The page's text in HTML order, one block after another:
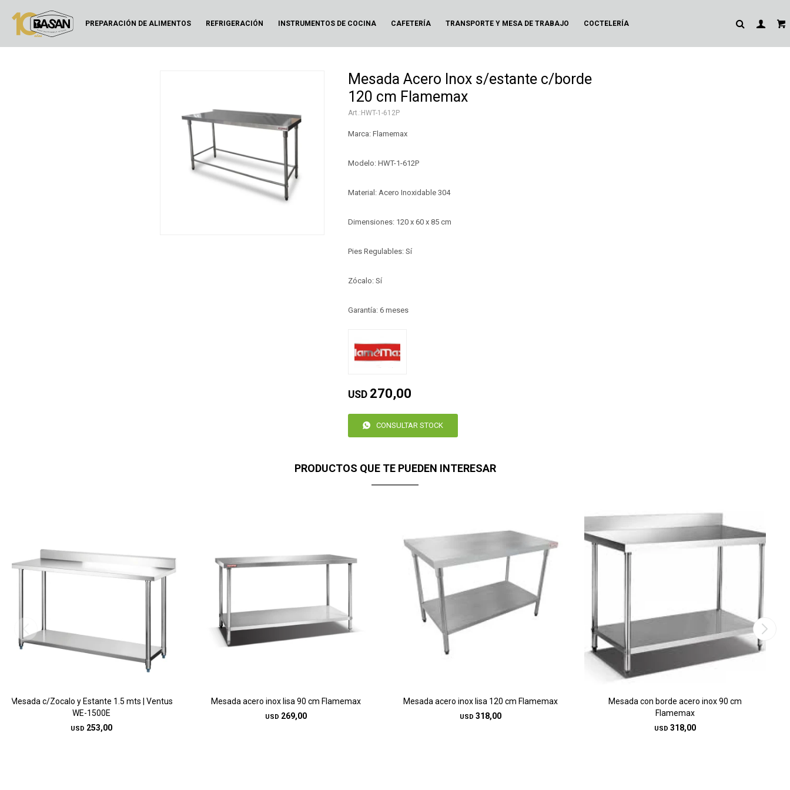
PREPARACIÓN DE ALIMENTOS REFRIGERACIÓN INSTRUMENTOS DE COCINA CAFETERÍA TRANSPORTE Y MESA DE TRABAJO COCTELERÍA
Mesada Acero Inox s/estante c/borde
120 cm Flamemax
HWT-1-612P
Marca: Flamemax
Modelo: HWT-1-612P
Material: Acero Inoxidable 304
Dimensiones: 120 x 60 x 85 cm
Pies Regulables: Sí
Zócalo: Sí
Garantía: 6 meses
USD 270,00
CONSULTAR STOCK
PRODUCTOS QUE TE PUEDEN INTERESAR
Mesada c/Zocalo y Estante 1.5 mts | Ventus
WE-1500E
USD 253,00
Mesada acero inox lisa 90 cm Flamemax
USD 269,00
Mesada acero inox lisa 120 cm Flamemax
USD 318,00
Mesada con borde acero inox 90 cm
Flamemax
USD 318,00